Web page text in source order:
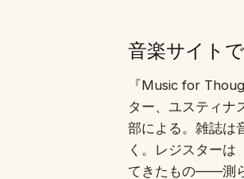
音楽サイト
『Music for
ター、ユスティナ
部による。雑誌は
く。レジスター
てきたもの——測